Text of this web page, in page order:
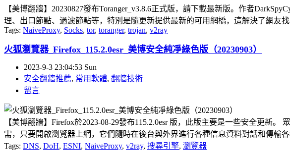
【美博翻牆】20230827發布Toranger_v3.8.6正式版，請下載最新版。作者
理、出口節點、過濾節點等，特別是隨更新提供最新的可用網橋，這解決了網友
Tags: NaiveProxy, Socks, tor, toranger, trojan, v2ray
火狐瀏覽器_Firefox_115.2.0esr_美博安全純凈綠色版（20230903）
2023-9-3 23:04:53 Sun
安全翻牆推薦, 常用軟體, 翻牆技術
留言
【美博翻牆】Firefox於2023-08-29發布115.2.0esr 版，此版主要是一些安全更新
需，只要開啟瀏覽器上網，它們隨時在後台與外界進行各種信息資料對話和傳輸
Tags: DNS, DoH, ESNI, NaiveProxy, v2ray, 搜尋引擎, 瀏覽器